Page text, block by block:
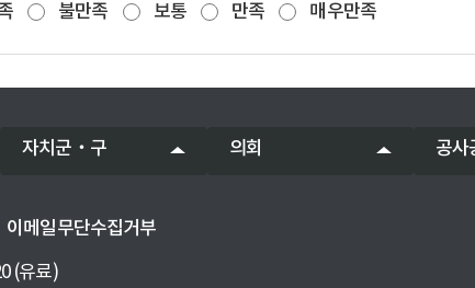
불만족 보통 만족 매우만족
자치군‧구 의회 공사
이메일무단수집거부
(유료)